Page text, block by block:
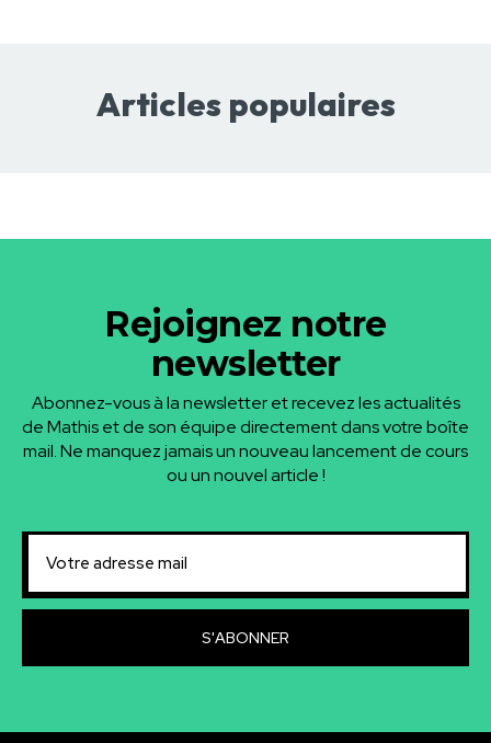
Articles populaires
Rejoignez notre
newsletter
Abonnez-vous à la newsletter et recevez les actualités
de Mathis et de son équipe directement dans votre boîte
mail. Ne manquez jamais un nouveau lancement de cours
ou un nouvel article !
S'ABONNER